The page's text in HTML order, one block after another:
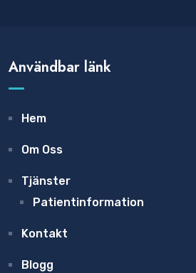
Användbar länk
Hem
Om Oss
Tjänster
Patientinformation
Kontakt
Blogg